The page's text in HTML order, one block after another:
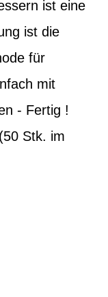
ist eine
ist die
für
mit
- Fertig !
Stk. im